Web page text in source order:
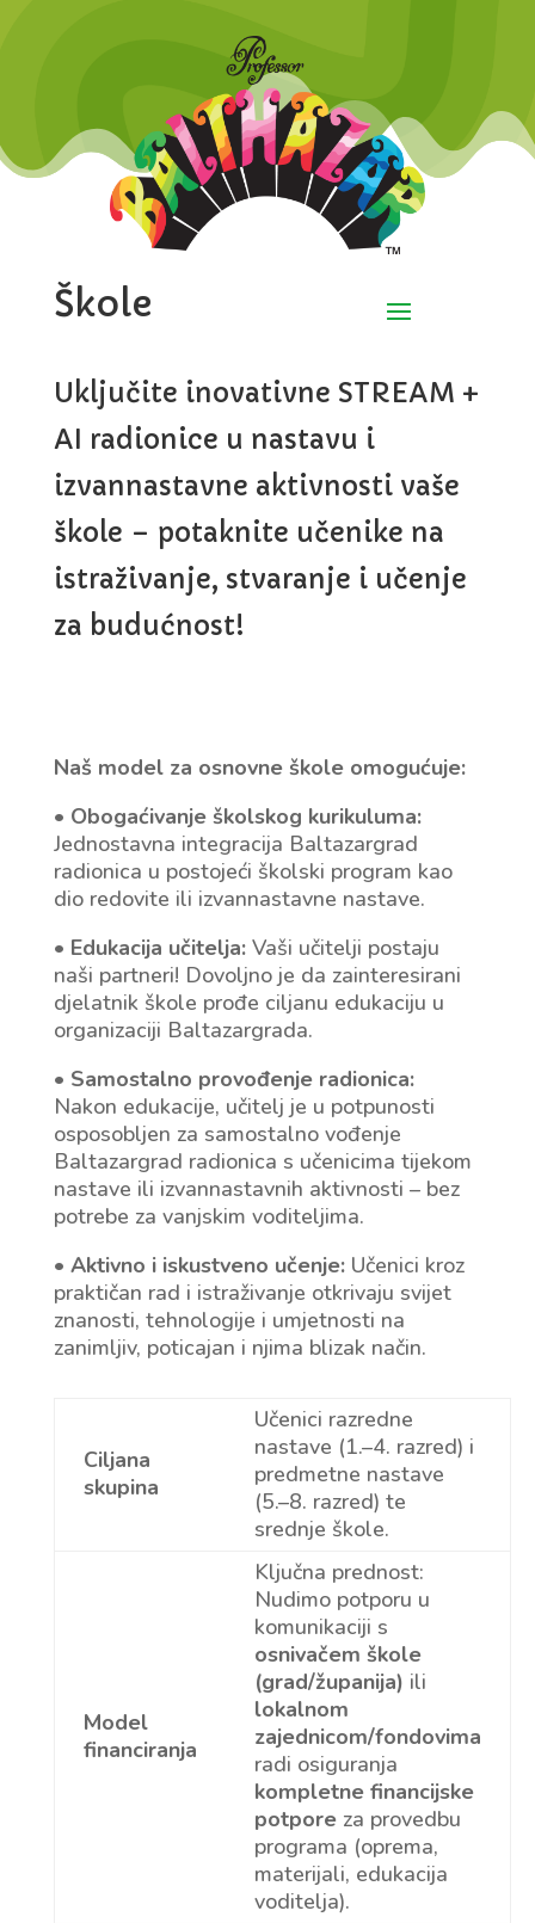
Škole
Uključite inovativne STREAM +
AI radionice u nastavu i
izvannastavne aktivnosti vaše
škole – potaknite učenike na
istraživanje, stvaranje i učenje
za budućnost!
Naš model za osnovne škole omogućuje:
• Obogaćivanje školskog kurikuluma:
Jednostavna integracija Baltazargrad
radionica u postojeći školski program kao
dio redovite ili izvannastavne nastave.
• Edukacija učitelja:Vaši učitelji postaju
naši partneri! Dovoljno je da zainteresirani
djelatnik škole prođe ciljanu edukaciju u
organizaciji Baltazargrada.
• Samostalno provođenje radionica:
Nakon edukacije, učitelj je u potpunosti
osposobljen za samostalno vođenje
Baltazargrad radionica s učenicima tijekom
nastave ili izvannastavnih aktivnosti – bez
potrebe za vanjskim voditeljima.
• Aktivno i iskustveno učenje:Učenici kroz
praktičan rad i istraživanje otkrivaju svijet
znanosti, tehnologije i umjetnosti na
zanimljiv, poticajan i njima blizak način.
Ciljana
skupina
Učenici razredne
nastave (1.–4. razred) i
predmetne nastave
(5.–8. razred) te
srednje škole.
Model
financiranja
Ključna prednost:
Nudimo potporu u
komunikaciji s
osnivačem škole
(grad/županija) ili
lokalnom
zajednicom/fondovima
radi osiguranja
kompletne financijske
potporeza provedbu
programa (oprema,
materijali, edukacija
voditelja).